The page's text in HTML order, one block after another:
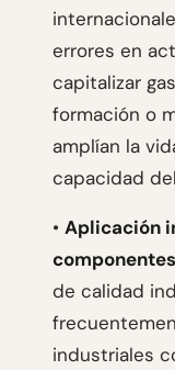
errores en
capitalizar
formación o
amplían la
capacidad
• Aplicación
de calidad
industriales